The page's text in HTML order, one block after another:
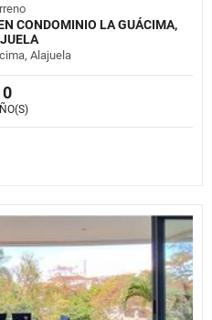
CONDOMINIO LA GUÁCIMA,
Alajuela
0